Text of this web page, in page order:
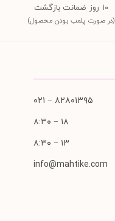
١٠ روز ضمانت بازگشت
(در صورت پلمب بودن محصول)
۸۲۸۰۱۳۹۵ − ۰۲۱
۱۸ − ۸:۳۰
۱۳ − ۸:۳۰
info@mahtike.com